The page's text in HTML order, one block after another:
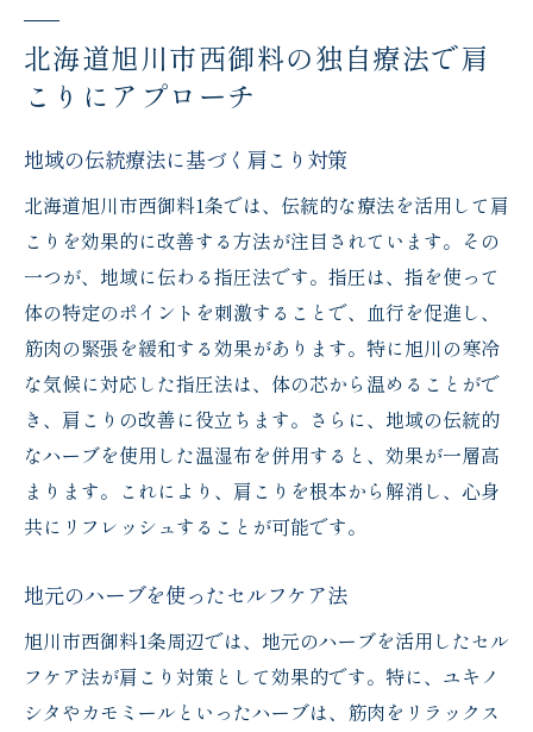
北海道旭川市西御料の独自療法で肩
こりにアプローチ
地域の伝統療法に基づく肩こり対策
北海道旭川市西御料1条では、伝統的な療法を活用して肩
こりを効果的に改善する方法が注目されています。その
一つが、地域に伝わる指圧法です。指圧は、指を使って
体の特定のポイントを刺激することで、血行を促進し、
筋肉の緊張を緩和する効果があります。特に旭川の寒冷
な気候に対応した指圧法は、体の芯から温めることがで
き、肩こりの改善に役立ちます。さらに、地域の伝統的
なハーブを使用した温湿布を併用すると、効果が一層高
まります。これにより、肩こりを根本から解消し、心身
共にリフレッシュすることが可能です。
地元のハーブを使ったセルフケア法
旭川市西御料1条周辺では、地元のハーブを活用したセル
フケア法が肩こり対策として効果的です。特に、ユキノ
シタやカモミールといったハーブは、筋肉をリラックス